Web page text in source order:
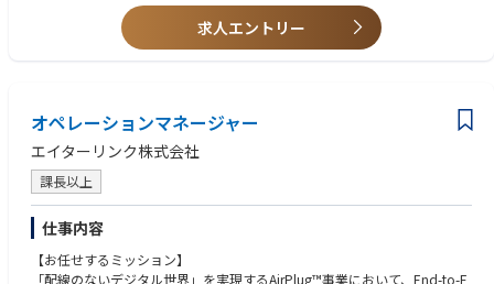
・情報処理技術者資格保有者（プロジェクトマネージャ）
・PMP®
・TOEIC 700点以上
【求める人物像】
・自らにとって未知の領域であっても既知の知見を活かしながら臆せずチ
ャレンジ出来る方
・社内外、国内外の個人や企業と協調し、多様性を理解しながら仕事を進
求人エントリー
オペレーションマネージャー
エイターリンク株式会社
課長以上
仕事内容
【お任せするミッション】
「配線のないデジタル世界」を実現するAirPlug™事業において、End-to-E